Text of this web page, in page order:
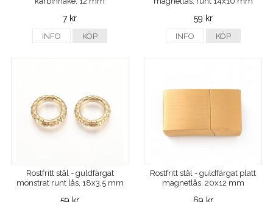
7 kr
INFO KÖP
59 kr
INFO KÖP
Rostfritt stål - guldfärgat
mönstrat runt lås, 18x3,5 mm
Rostfritt stål - guldfärgat platt
magnetlås, 20x12 mm